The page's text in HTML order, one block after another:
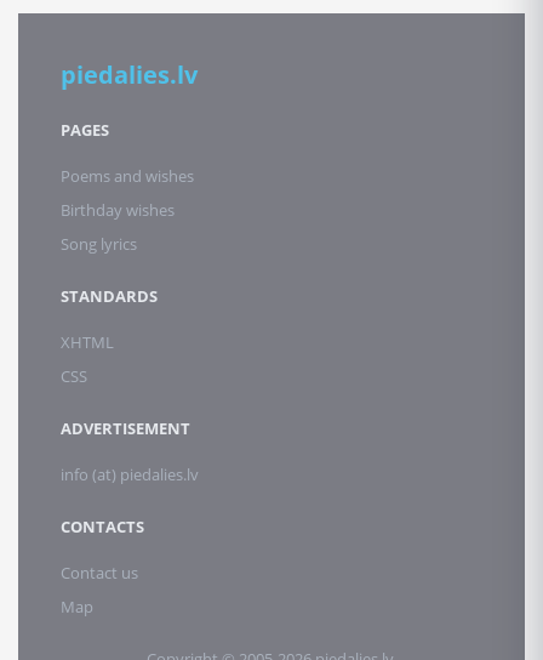
piedalies.lv
PAGES
Poems and wishes
Birthday wishes
Song lyrics
STANDARDS
XHTML
CSS
ADVERTISEMENT
info (at) piedalies.lv
CONTACTS
Contact us
Map